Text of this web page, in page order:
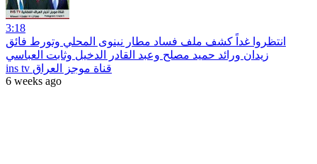
3:18
انتظروا غداً كشف ملف فساد مطار نينوى المحلي وتورط فائق
زيدان ورائد حميد مصلح وعبد القادر الدخيل وثابت العباسي
ins tv قناة موجز العراق
6 weeks ago